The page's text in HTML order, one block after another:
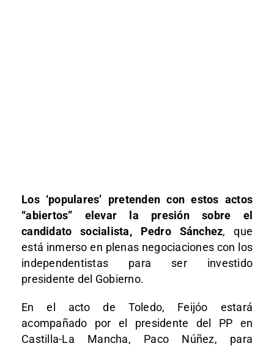
Los ‘populares’ pretenden con estos actos
“abiertos” elevar la presión sobre el
candidato socialista, Pedro Sánchez, que
está inmerso en plenas negociaciones con los
independentistas para ser investido
presidente del Gobierno.
En el acto de Toledo, Feijóo estará
acompañado por el presidente del PP en
Castilla-La Mancha, Paco Núñez, para